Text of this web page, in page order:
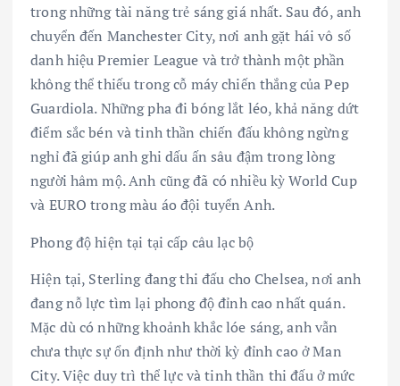
trong những tài năng trẻ sáng giá nhất. Sau đó, anh
chuyển đến Manchester City, nơi anh gặt hái vô số
danh hiệu Premier League và trở thành một phần
không thể thiếu trong cỗ máy chiến thắng của Pep
Guardiola. Những pha đi bóng lắt léo, khả năng dứt
điểm sắc bén và tinh thần chiến đấu không ngừng
nghỉ đã giúp anh ghi dấu ấn sâu đậm trong lòng
người hâm mộ. Anh cũng đã có nhiều kỳ World Cup
và EURO trong màu áo đội tuyển Anh.
Phong độ hiện tại tại cấp câu lạc bộ
Hiện tại, Sterling đang thi đấu cho Chelsea, nơi anh
đang nỗ lực tìm lại phong độ đỉnh cao nhất quán.
Mặc dù có những khoảnh khắc lóe sáng, anh vẫn
chưa thực sự ổn định như thời kỳ đỉnh cao ở Man
City. Việc duy trì thể lực và tinh thần thi đấu ở mức